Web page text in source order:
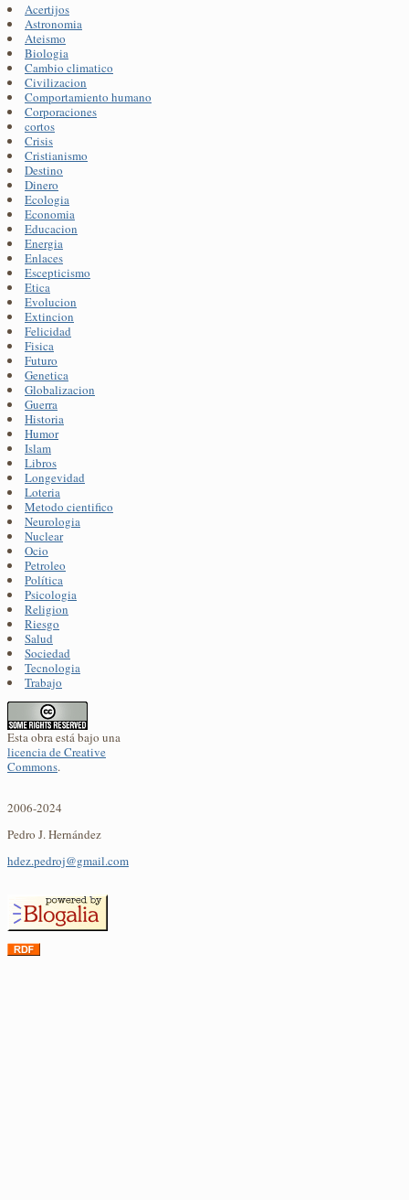
Acertijos
Astronomia
Ateismo
Biologia
Cambio climatico
Civilizacion
Comportamiento humano
Corporaciones
cortos
Crisis
Cristianismo
Destino
Dinero
Ecologia
Economia
Educacion
Energia
Enlaces
Escepticismo
Etica
Evolucion
Extincion
Felicidad
Fisica
Futuro
Genetica
Globalizacion
Guerra
Historia
Humor
Islam
Libros
Longevidad
Loteria
Metodo cientifico
Neurologia
Nuclear
Ocio
Petroleo
Política
Psicologia
Religion
Riesgo
Salud
Sociedad
Tecnologia
Trabajo
Esta obra está bajo una
licencia de Creative
Commons.
2006-2024
Pedro J. Hernández
hdez.pedroj@gmail.com